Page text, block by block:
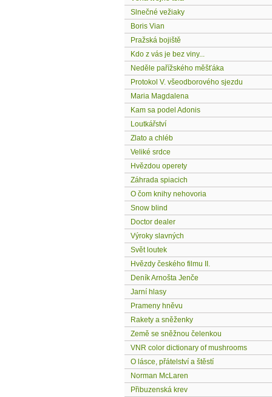
Slnečné vežiaky
Boris Vian
Pražská bojiště
Kdo z vás je bez viny...
Neděle pařížského měšťáka
Protokol V. všeodborového sjezdu
Maria Magdalena
Kam sa podel Adonis
Loutkářství
Zlato a chléb
Veliké srdce
Hvězdou operety
Záhrada spiacich
O čom knihy nehovoria
Snow blind
Doctor dealer
Výroky slavných
Svět loutek
Hvězdy českého filmu II.
Deník Arnošta Jenče
Jarní hlasy
Prameny hněvu
Rakety a sněženky
Země se sněžnou čelenkou
VNR color dictionary of mushrooms
O lásce, přátelství a štěstí
Norman McLaren
Přibuzenská krev